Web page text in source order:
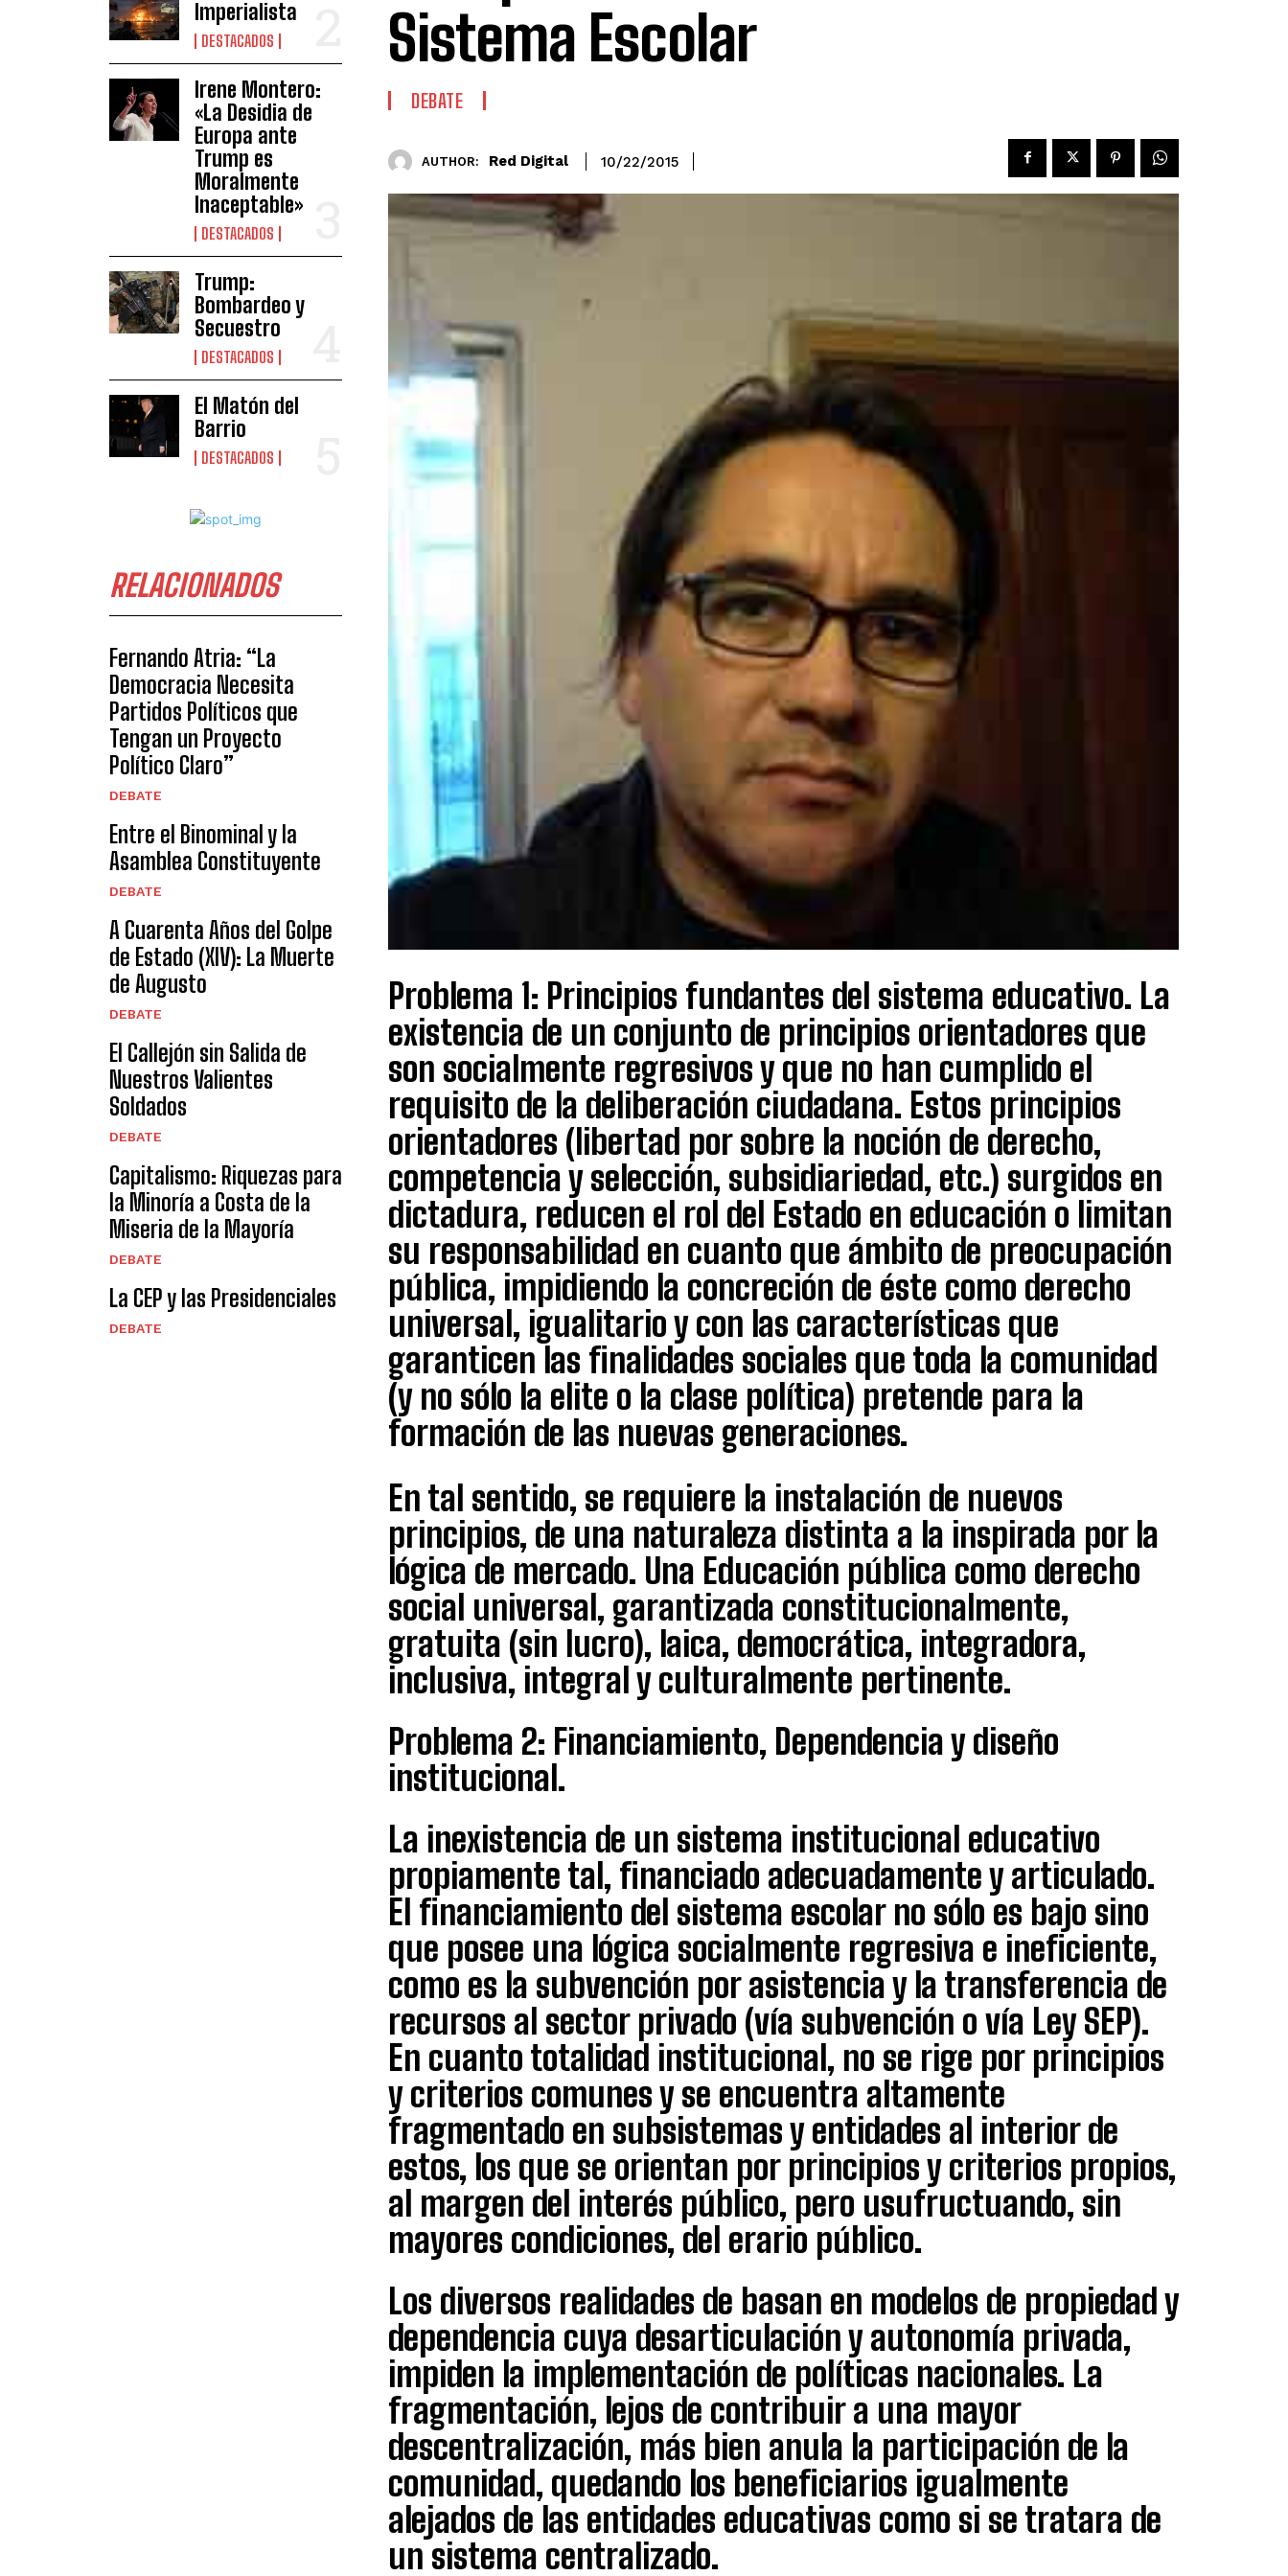
Imperialista
DESTACADOS
Irene Montero:
«La Desidia de
Europa ante
Trump es
Moralmente
Inaceptable»
DESTACADOS
Trump:
Bombardeo y
Secuestro
DESTACADOS
El Matón del
Barrio
DESTACADOS
RELACIONADOS
Fernando Atria: “La
Democracia Necesita
Partidos Políticos que
Tengan un Proyecto
Político Claro”
DEBATE
Entre el Binominal y la
Asamblea Constituyente
DEBATE
A Cuarenta Años del Golpe
de Estado (XIV): La Muerte
de Augusto
DEBATE
El Callejón sin Salida de
Nuestros Valientes
Soldados
DEBATE
Capitalismo: Riquezas para
la Minoría a Costa de la
Miseria de la Mayoría
DEBATE
La CEP y las Presidenciales
DEBATE
Sistema Escolar
DEBATE
AUTHOR: Red Digital 10/22/2015
Problema 1: Principios fundantes del sistema educativo. La
existencia de un conjunto de principios orientadores que
son socialmente regresivos y que no han cumplido el
requisito de la deliberación ciudadana. Estos principios
orientadores (libertad por sobre la noción de derecho,
competencia y selección, subsidiariedad, etc.) surgidos en
dictadura, reducen el rol del Estado en educación o limitan
su responsabilidad en cuanto que ámbito de preocupación
pública, impidiendo la concreción de éste como derecho
universal, igualitario y con las características que
garanticen las finalidades sociales que toda la comunidad
(y no sólo la elite o la clase política) pretende para la
formación de las nuevas generaciones.
En tal sentido, se requiere la instalación de nuevos
principios, de una naturaleza distinta a la inspirada por la
lógica de mercado. Una Educación pública como derecho
social universal, garantizada constitucionalmente,
gratuita (sin lucro), laica, democrática, integradora,
inclusiva, integral y culturalmente pertinente.
Problema 2: Financiamiento, Dependencia y diseño
institucional.
La inexistencia de un sistema institucional educativo
propiamente tal, financiado adecuadamente y articulado.
El financiamiento del sistema escolar no sólo es bajo sino
que posee una lógica socialmente regresiva e ineficiente,
como es la subvención por asistencia y la transferencia de
recursos al sector privado (vía subvención o vía Ley SEP).
En cuanto totalidad institucional, no se rige por principios
y criterios comunes y se encuentra altamente
fragmentado en subsistemas y entidades al interior de
estos, los que se orientan por principios y criterios propios,
al margen del interés público, pero usufructuando, sin
mayores condiciones, del erario público.
Los diversos realidades de basan en modelos de propiedad y
dependencia cuya desarticulación y autonomía privada,
impiden la implementación de políticas nacionales. La
fragmentación, lejos de contribuir a una mayor
descentralización, más bien anula la participación de la
comunidad, quedando los beneficiarios igualmente
alejados de las entidades educativas como si se tratara de
un sistema centralizado.